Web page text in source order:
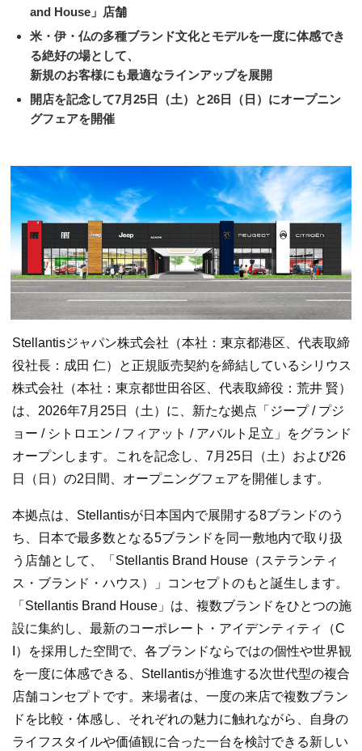
and House」店舗
米・伊・仏の多種ブランド文化とモデルを一度に体感でき
る絶好の場として、
新規のお客様にも最適なラインアップを展開
開店を記念して7⽉25⽇（土）と26⽇（⽇）にオープニン
グフェアを開催
Stellantisジャパン株式会社（本社：東京都港区、代表取締
役社長：成田 仁）と正規販売契約を締結しているシリウス
株式会社（本社：東京都世田谷区、代表取締役：荒井 賢）
は、2026年7月25日（土）に、新たな拠点「ジープ / プジ
ョー / シトロエン / フィアット / アバルト足立」をグランド
オープンします。これを記念し、7月25日（土）および26
日（日）の2日間、オープニングフェアを開催します。
本拠点は、Stellantisが日本国内で展開する8ブランドのう
ち、日本で最多数となる5ブランドを同一敷地内で取り扱
う店舗として、「Stellantis Brand House（ステランティ
ス・ブランド・ハウス）」コンセプトのもと誕生します。
「Stellantis Brand House」は、複数ブランドをひとつの施
設に集約し、最新のコーポレート・アイデンティティ（C
I）を採用した空間で、各ブランドならではの個性や世界観
を一度に体感できる、Stellantisが推進する次世代型の複合
店舗コンセプトです。来場者は、一度の来店で複数ブラン
ドを比較・体感し、それぞれの魅力に触れながら、自身の
ライフスタイルや価値観に合った一台を検討できる新しい